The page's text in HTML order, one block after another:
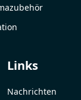
Links
Nachrichten